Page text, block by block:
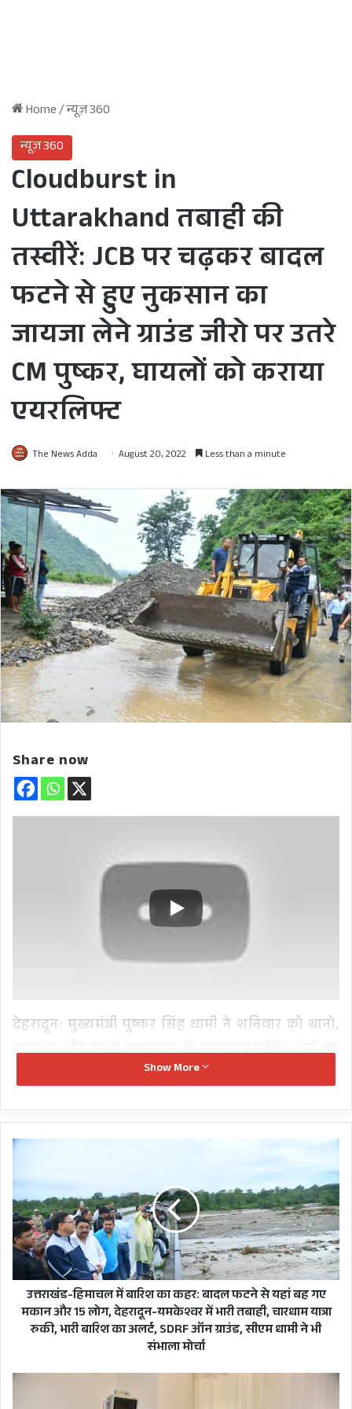
Home/न्यूज़ 360
न्यूज़ 360
Cloudburst in
Uttarakhand तबाही की
तस्वीरें: JCB पर चढ़कर बादल
फटने से हुए नुकसान का
जायजा लेने ग्राउंड जीरो पर उतरे
CM पुष्कर, घायलों को कराया
एयरलिफ्ट
The News Adda August 20, 2022 Less than a minute
Share now
देहरादून: मुख्यमंत्री पुष्कर सिंह धामी ने शनिवार को थानो,
कुमाल्डा और उसके आसपास के आपदा प्रभावित क्षेत्रों का
दौरा कर शुक्रवार रात्रि भारी बारिश और बादल फटने से हुई
जिलाधिकारी टिहरी को निर्देश दिए कि आपदा प्रभावित क्षेत्र
के लोगों को सुरक्षित स्थानों पर ले जाया जाए तथा उनके
लिए भोजन एवं अन्य आवश्यक सामग्री की पर्याप्त व्यवस्था
की जाए।
Show More
उत्तराखंड-
में
बारिश
का
कहर:
बादल
फटने
से
यहां
बह
15
उत्तराखंड-हिमाचल में बारिश का कहर: बादल फटने से यहां बह गए
मकान और 15 लोग, देहरादून-यमकेश्वर में भारी तबाही, चारधाम यात्रा
रुकी, भारी बारिश का अलर्ट, SDRF ऑन ग्राउंड, सीएम धामी ने भी
संभाला मोर्चा
Ground